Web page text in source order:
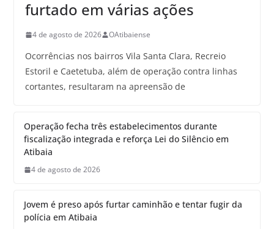
furtado em várias ações
4 de agosto de 2026 OAtibaiense
Ocorrências nos bairros Vila Santa Clara, Recreio
Estoril e Caetetuba, além de operação contra linhas
cortantes, resultaram na apreensão de
Operação fecha três estabelecimentos durante
fiscalização integrada e reforça Lei do Silêncio em
Atibaia
4 de agosto de 2026
Jovem é preso após furtar caminhão e tentar fugir da
polícia em Atibaia